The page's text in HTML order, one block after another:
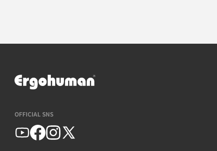
OFFICIAL SNS